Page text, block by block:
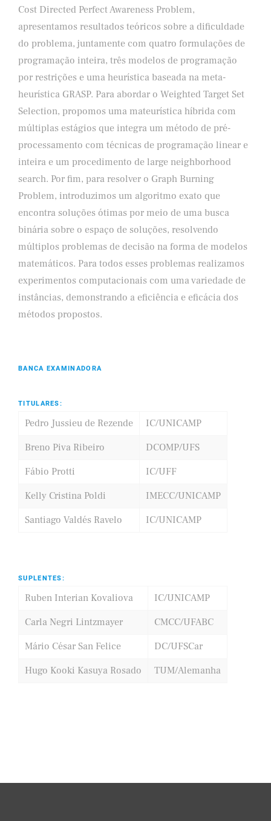
Cost Directed Perfect Awareness Problem,
apresentamos resultados teóricos sobre a dificuldade
do problema, juntamente com quatro formulações de
programação inteira, três modelos de programação
por restrições e uma heurística baseada na meta-
heurística GRASP. Para abordar o Weighted Target Set
Selection, propomos uma mateurística híbrida com
múltiplas estágios que integra um método de pré-
processamento com técnicas de programação linear e
inteira e um procedimento de large neighborhood
search. Por fim, para resolver o Graph Burning
Problem, introduzimos um algoritmo exato que
encontra soluções ótimas por meio de uma busca
binária sobre o espaço de soluções, resolvendo
múltiplos problemas de decisão na forma de modelos
matemáticos. Para todos esses problemas realizamos
experimentos computacionais com uma variedade de
instâncias, demonstrando a eficiência e eficácia dos
métodos propostos.
BANCA EXAMINADORA
TITULARES:
Pedro Jussieu de Rezende
IC/UNICAMP
Breno Piva Ribeiro
DCOMP/UFS
Fábio Protti
IC/UFF
Kelly Cristina Poldi
IMECC/UNICAMP
Santiago Valdés Ravelo
IC/UNICAMP
SUPLENTES:
Ruben Interian Kovaliova
IC/UNICAMP
Carla Negri Lintzmayer
CMCC/UFABC
Mário César San Felice
DC/UFSCar
Hugo Kooki Kasuya Rosado
TUM/Alemanha